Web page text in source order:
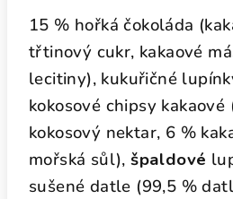
15 % hořká čokoláda
třtinový cukr, kakaové
lecitiny), kukuřičné
kokosové chipsy
kokosový nektar, 6 %
mořská sůl), špaldové
sušené datle (99,5 %